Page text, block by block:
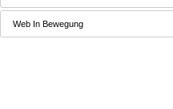
Web In Bewegung